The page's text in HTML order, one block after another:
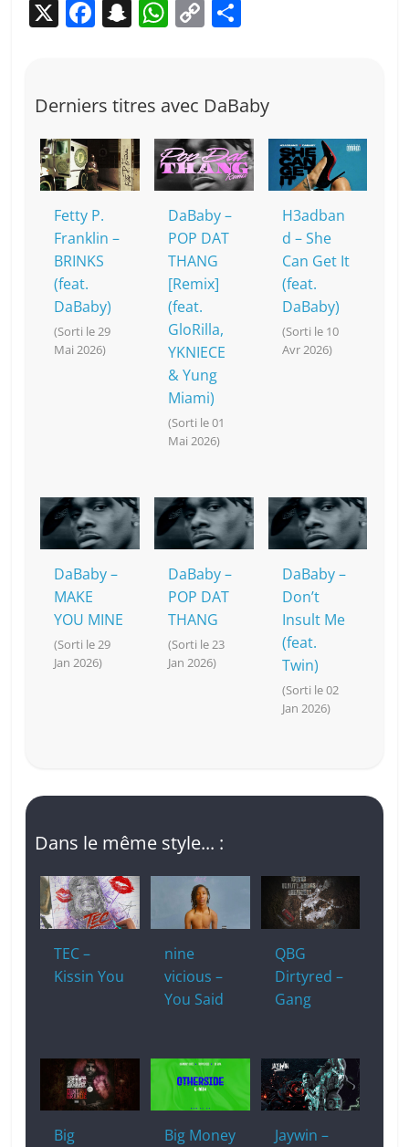
X F
e
b
o
o
k
S
p
c
h
at
W
s
A
p
p
C
y
Li
n
k
g
er
Derniers titres avec DaBaby
Fetty P.
Franklin –
BRINKS
(feat.
DaBaby)
(Sorti le 29
Mai 2026)
DaBaby –
POP DAT
THANG
[Remix]
(feat.
GloRilla,
YKNIECE
& Yung
Miami)
(Sorti le 01
Mai 2026)
H3adban
d – She
Can Get It
(feat.
DaBaby)
(Sorti le 10
Avr 2026)
DaBaby –
MAKE
YOU MINE
(Sorti le 29
Jan 2026)
DaBaby –
POP DAT
THANG
(Sorti le 23
Jan 2026)
DaBaby –
Don’t
Insult Me
(feat.
Twin)
(Sorti le 02
Jan 2026)
Dans le même style... :
TEC –
Kissin You
nine
vicious –
You Said
QBG
Dirtyred –
Gang
Big Big Money Jaywin –